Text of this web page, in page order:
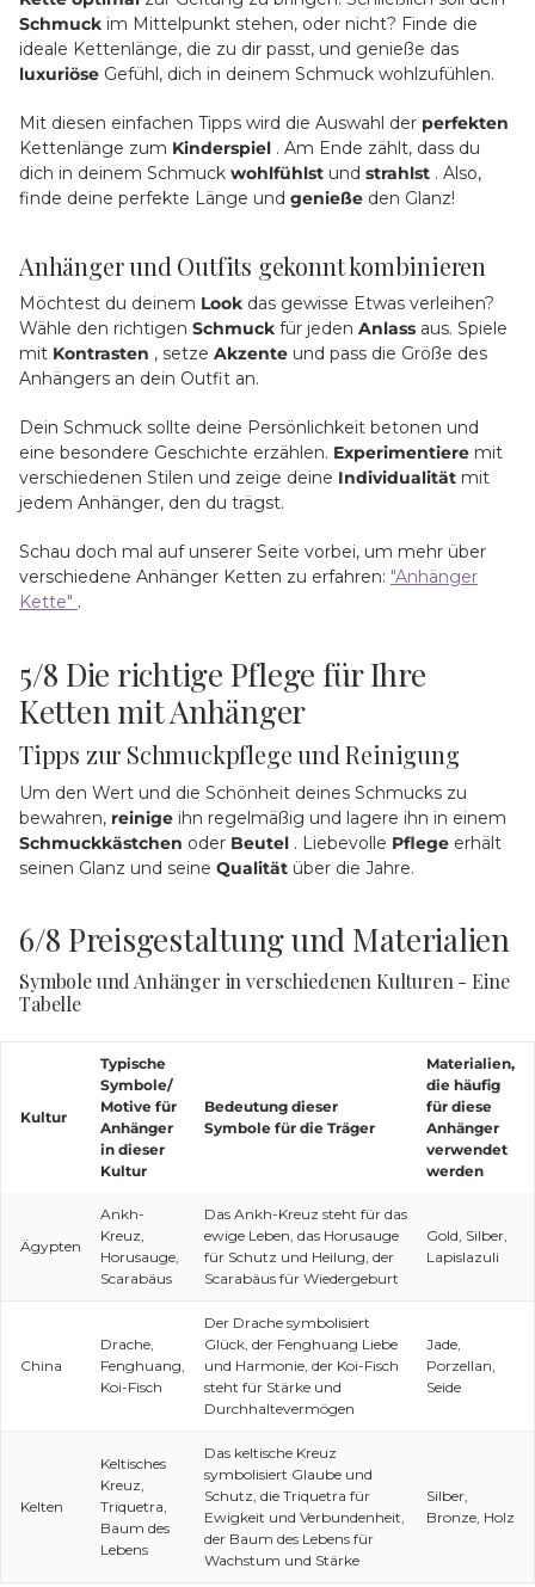
Schmuck im Mittelpunkt stehen, oder nicht? Finde die
ideale Kettenlänge, die zu dir passt, und genieße das
luxuriöse Gefühl, dich in deinem Schmuck wohlzufühlen.
Mit diesen einfachen Tipps wird die Auswahl der perfekten
Kettenlänge zum Kinderspiel . Am Ende zählt, dass du
dich in deinem Schmuck wohlfühlst und strahlst . Also,
finde deine perfekte Länge und genieße den Glanz!
Anhänger und Outfits gekonnt kombinieren
Möchtest du deinem Look das gewisse Etwas verleihen?
Wähle den richtigen Schmuck für jeden Anlass aus. Spiele
mit Kontrasten , setze Akzente und pass die Größe des
Anhängers an dein Outfit an.
Dein Schmuck sollte deine Persönlichkeit betonen und
eine besondere Geschichte erzählen. Experimentiere mit
verschiedenen Stilen und zeige deine Individualität mit
jedem Anhänger, den du trägst.
Schau doch mal auf unserer Seite vorbei, um mehr über
verschiedene Anhänger Ketten zu erfahren: "Anhänger
Kette" .
5/8 Die richtige Pflege für Ihre
Ketten mit Anhänger
Tipps zur Schmuckpflege und Reinigung
Um den Wert und die Schönheit deines Schmucks zu
bewahren, reinige ihn regelmäßig und lagere ihn in einem
Schmuckkästchen oder Beutel . Liebevolle Pflege erhält
seinen Glanz und seine Qualität über die Jahre.
6/8 Preisgestaltung und Materialien
Symbole und Anhänger in verschiedenen Kulturen - Eine
Tabelle
Kultur
Typische
Symbole/
Motive für
Anhänger
in dieser
Kultur
Bedeutung dieser
Symbole für die Träger
Materialien,
die häufig
für diese
Anhänger
verwendet
werden
Ägypten
Ankh-
Kreuz,
Horusauge,
Scarabäus
Das Ankh-Kreuz steht für das
ewige Leben, das Horusauge
für Schutz und Heilung, der
Scarabäus für Wiedergeburt
Gold, Silber,
Lapislazuli
China
Drache,
Fenghuang,
Koi-Fisch
Der Drache symbolisiert
Glück, der Fenghuang Liebe
und Harmonie, der Koi-Fisch
steht für Stärke und
Durchhaltevermögen
Jade,
Porzellan,
Seide
Kelten
Keltisches
Kreuz,
Triquetra,
Baum des
Lebens
Das keltische Kreuz
symbolisiert Glaube und
Schutz, die Triquetra für
Ewigkeit und Verbundenheit,
der Baum des Lebens für
Wachstum und Stärke
Silber,
Bronze, Holz